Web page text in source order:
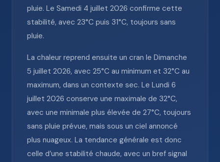
pluie. Le Samedi 4 juillet 2026 confirme cette
stabilité, avec 23°C puis 31°C, toujours sans
pluie.
La chaleur reprend ensuite un cran le Dimanche
5 juillet 2026, avec 25°C au minimum et 32°C au
maximum, dans un contexte sec. Le Lundi 6
juillet 2026 conserve une maximale de 32°C,
avec une minimale plus élevée de 27°C, toujours
sans pluie prévue, mais sous un ciel annoncé
plus nuageux. La tendance générale est donc
celle d’une stabilité chaude, avec un bref signal